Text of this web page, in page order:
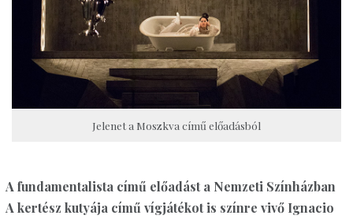
Jelenet a Moszkva című előadásból
A fundamentalista című előadást a Nemzeti Színházban
A kertész kutyája című vígjátékot is színre vivő Ignacio